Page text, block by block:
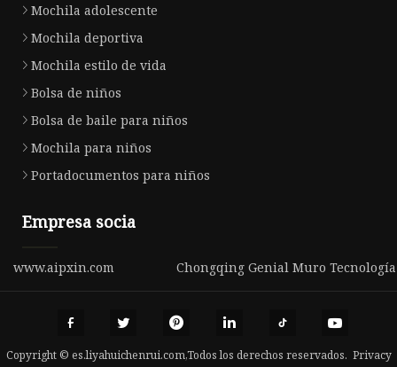
Mochila adolescente
Mochila deportiva
Mochila estilo de vida
Bolsa de niños
Bolsa de baile para niños
Mochila para niños
Portadocumentos para niños
Empresa socia
www.aipxin.com Chongqing Genial Muro
Copyright © es.liyahuichenrui.com,Todos los derechos reservados. Privacy